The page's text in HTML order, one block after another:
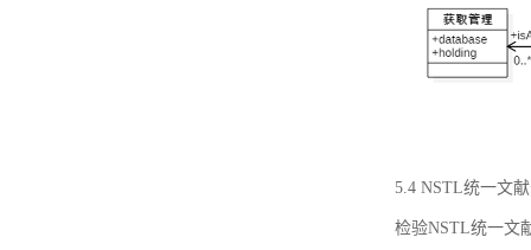
5.4 NSTL统一文
检验NSTL统一文